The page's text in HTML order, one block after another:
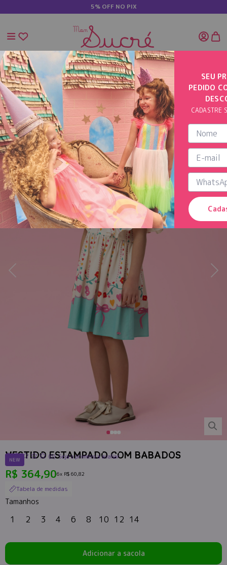
5% OFF NO PIX
INÍCIO VESTIDO ESTAMPADO COM BABADOS
VESTIDO ESTAMPADO COM BABADOS
(0) Seja o primeiro a avaliar
NEW
R$ 364,906x R$ 60,82
Tabela de medidas
Tamanhos
1 2 3 4 6 8 10 12 14
Adicionar a sacola
SEU
PEDIDO
CADASTRE